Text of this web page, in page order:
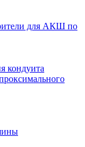
для АКШ по
кондуита